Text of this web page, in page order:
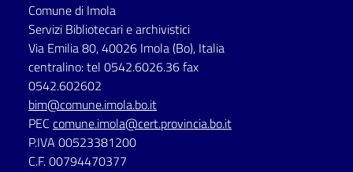
lettura
Seguici
su
Comune di Imola
Servizi Bibliotecari e archivistici
Via Emilia 80, 40026 Imola (Bo), Italia
centralino: tel 0542.6026.36 fax
0542.602602
bim@comune.imola.bo.it
PEC comune.imola@cert.provincia.bo.it
P.IVA 00523381200
C.F. 00794470377